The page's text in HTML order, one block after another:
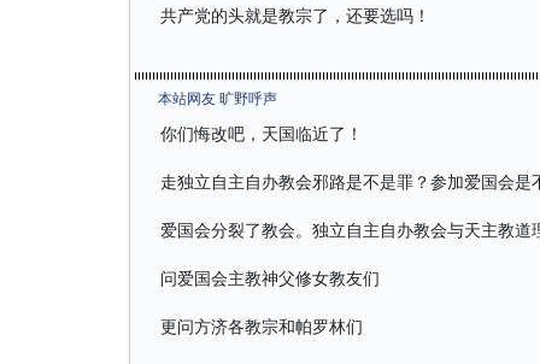
共产党的头就是教宗了，还要选吗！
本站网友 旷野呼声
你们悔改吧，天国临近了！
走独立自主自办教会邪路是不是罪？参加爱国会是
爱国会分裂了教会。独立自主自办教会与天主教道
问爱国会主教神父修女教友们
更问方济各教宗和帕罗林们